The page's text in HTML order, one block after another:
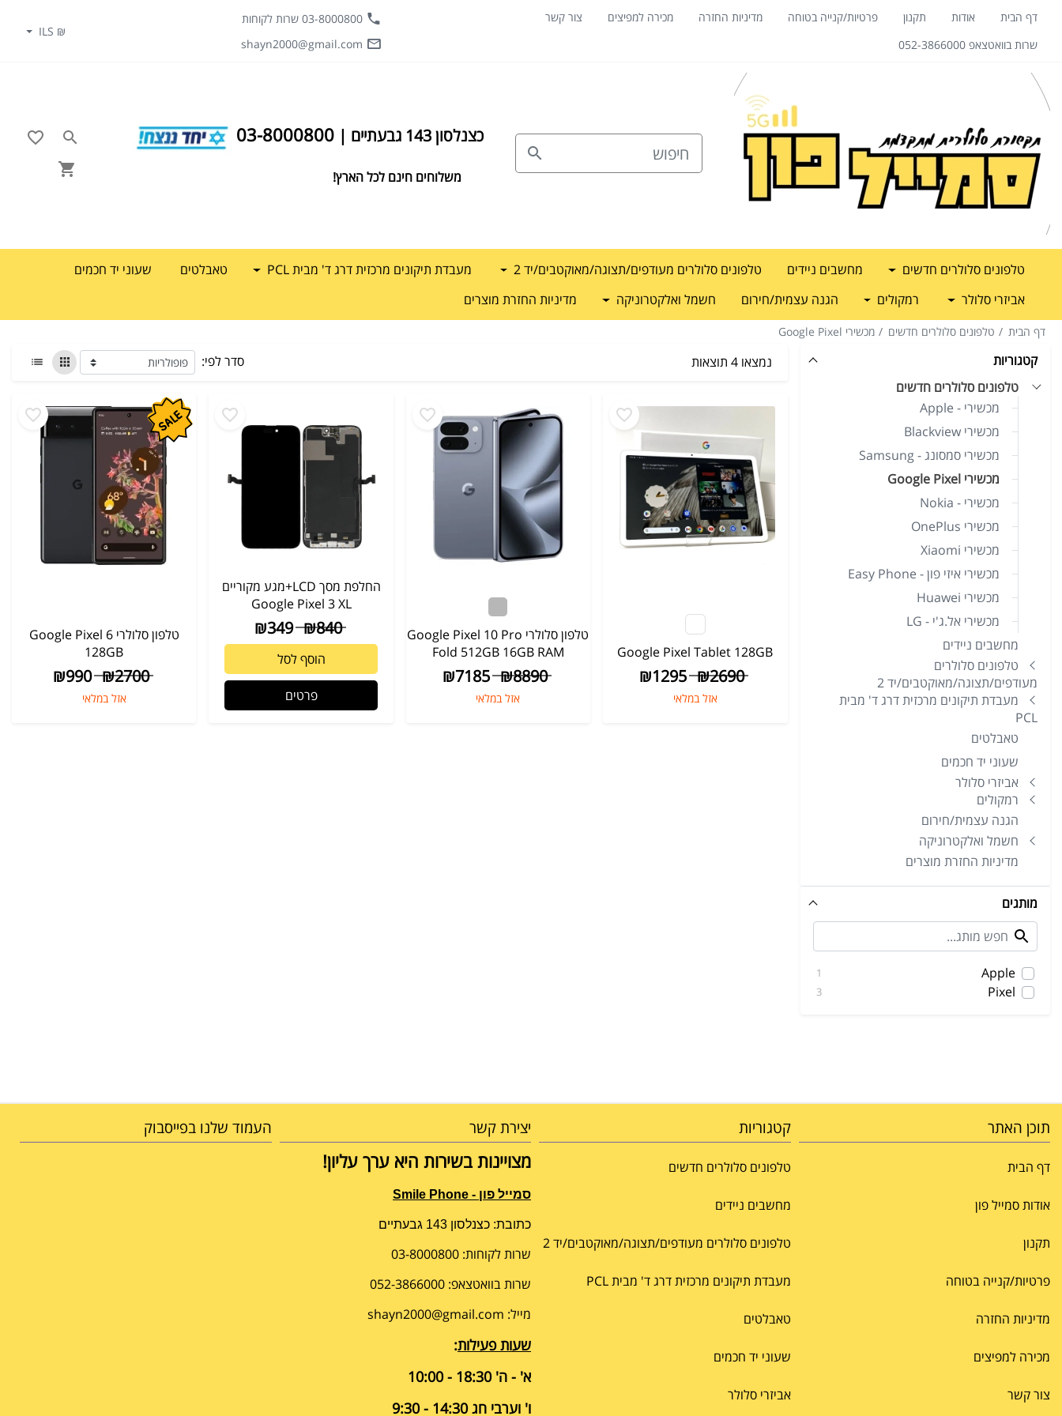
דף הבית אודות תקנון פרטיות/קנייה בטוחה מדיניות החזרה מכירה למפיצים
צור קשר
שרות בוואטצאפ 052-3866000
03-8000800 שרות לקוחות
shayn2000@gmail.com
₪ ILS
כצנלסון 143 גבעתיים | 03-8000800
משלוחים חינם לכל הארץ!
טלפונים סלולרים חדשים מחשבים ניידים טלפונים סלולרים מעודפים/תצוגה/מאוקטבים/יד 2 מעבדת תיקונים מרכזית דרג ד' מבית PCL טאבלטים
שעוני יד חכמים
אביזרי סלולר
רמקולים הגנה עצמית/חירום חשמל ואלקטרוניקה מדיניות החזרת מוצרים
דף הבית טלפונים סלולרים חדשים מכשירי Google Pixel
קטגוריות
טלפונים סלולרים חדשים
מכשירי - Apple
מכשירי Blackview
מכשירי סמסונג - Samsung
מכשירי Google Pixel
מכשירי - Nokia
מכשירי OnePlus
מכשירי Xiaomi
מכשירי איזי פון - Easy Phone
מכשירי Huawei
מכשירי אל.ג'י - LG
מחשבים ניידים
טלפונים סלולרים
מעודפים/תצוגה/מאוקטבים/יד 2
מעבדת תיקונים מרכזית דרג ד' מבית
PCL
טאבלטים
שעוני יד חכמים
אביזרי סלולר
רמקולים
הגנה עצמית/חירום
חשמל ואלקטרוניקה
מדיניות החזרת מוצרים
מותגים
Apple
1
Pixel
3
נמצאו 4 תוצאות סדר לפי:
Google Pixel Tablet 128GB
₪2690
₪1295
אזל במלאי
טלפון סלולרי Google Pixel 10 Pro
Fold 512GB 16GB RAM
₪8890
₪7185
אזל במלאי
החלפת מסך LCD+מגע מקוריים
Google Pixel 3 XL
₪840
₪349
הוסף לסל
פרטים
טלפון סלולרי Google Pixel 6
128GB
₪2700
₪990
אזל במלאי
תוכן האתר
דף הבית
אודות סמייל פון
תקנון
פרטיות/קנייה בטוחה
מדיניות החזרה
מכירה למפיצים
צור קשר
קטגוריות
טלפונים סלולרים חדשים
מחשבים ניידים
טלפונים סלולרים מעודפים/תצוגה/מאוקטבים/יד 2
מעבדת תיקונים מרכזית דרג ד' מבית PCL
טאבלטים
שעוני יד חכמים
אביזרי סלולר
יצירת קשר
מצויינות בשירות היא ערך עליון!
סמייל פון - Smile Phone
כתובת: כצנלסון 143 גבעתיים
שרות לקוחות: 03-8000800
שרות בוואטצאפ: 052-3866000
מייל: shayn2000@gmail.com
שעות פעילות:
א' - ה' 18:30 - 10:00
ו' וערבי חג 14:30 - 9:30
העמוד שלנו בפייסבוק